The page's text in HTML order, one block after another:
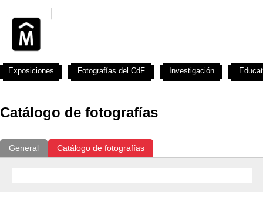
Catálogo de fotografías
General Catálogo de fotografías
Exposiciones Fotografías del CdF Investigación